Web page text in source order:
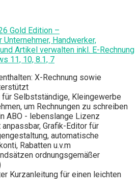
Gold Edition –
Handwerker,
Artikel verwalten inkl. E-Rechnung
11, 10, 8.1, 7
X-Rechnung sowie
für Selbstständige, Kleingewerbe
um Rechnungen zu schreiben
ABO - lebenslange Lizenz
Grafik-Editor für
automatische
Rabatten u.v.m
ordnungsgemäßer
Kurzanleitung für einen leichten